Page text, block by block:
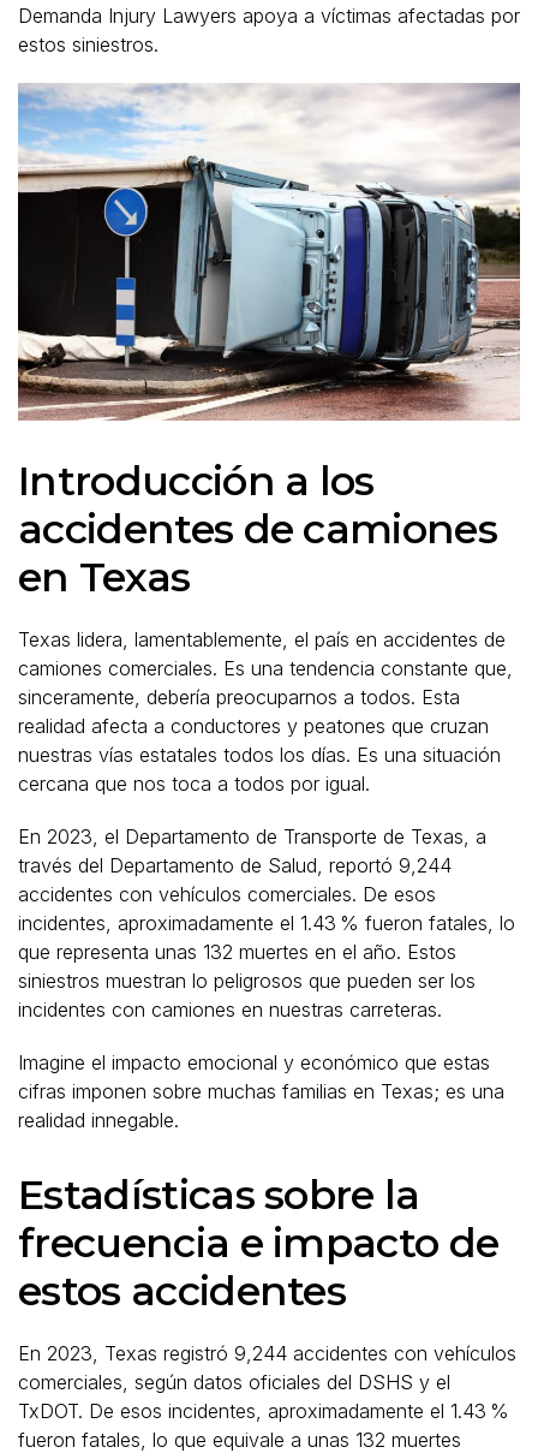
Demanda Injury Lawyers apoya a víctimas afectadas por
estos siniestros.
Introducción a los
accidentes de camiones
en Texas
Texas lidera, lamentablemente, el país en accidentes de
camiones comerciales. Es una tendencia constante que,
sinceramente, debería preocuparnos a todos. Esta
realidad afecta a conductores y peatones que cruzan
nuestras vías estatales todos los días. Es una situación
cercana que nos toca a todos por igual.
En 2023, el Departamento de Transporte de Texas, a
través del Departamento de Salud, reportó 9,244
accidentes con vehículos comerciales. De esos
incidentes, aproximadamente el 1.43 % fueron fatales, lo
que representa unas 132 muertes en el año. Estos
siniestros muestran lo peligrosos que pueden ser los
incidentes con camiones en nuestras carreteras.
Imagine el impacto emocional y económico que estas
cifras imponen sobre muchas familias en Texas; es una
realidad innegable.
Estadísticas sobre la
frecuencia e impacto de
estos accidentes
En 2023, Texas registró 9,244 accidentes con vehículos
comerciales, según datos oficiales del DSHS y el
TxDOT. De esos incidentes, aproximadamente el 1.43 %
fueron fatales, lo que equivale a unas 132 muertes